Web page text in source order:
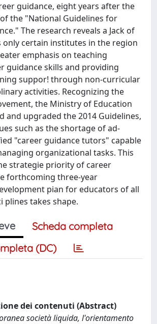
guidance, eight years after the
the "National Guidelines for
The research reveals a Jack of
only certain institutes in the region
emphasis on teaching
guidance skills and providing
suppor! through non-curricular
activities. Recognizing the
the Ministry of Education
and upgraded the 2014 Guidelines,
such as the shortage of ad­
"career guidance tutors" capable
organizational tasks. This
strategie priority of career
forthcoming three-year
pian for educators of all
plines takes shape.
Scheda completa
(DC)
dei contenuti (Abstract)
società liquida, l'orientamento